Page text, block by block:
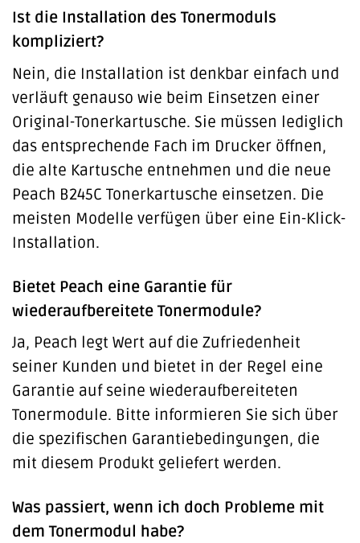
Ist die Installation des Tonermoduls
kompliziert?
Nein, die Installation ist denkbar einfach und
verläuft genauso wie beim Einsetzen einer
Original-Tonerkartusche. Sie müssen lediglich
das entsprechende Fach im Drucker öffnen,
die alte Kartusche entnehmen und die neue
Peach B245C Tonerkartusche einsetzen. Die
meisten Modelle verfügen über eine Ein-Klick-
Installation.
Bietet Peach eine Garantie für
wiederaufbereitete Tonermodule?
Ja, Peach legt Wert auf die Zufriedenheit
seiner Kunden und bietet in der Regel eine
Garantie auf seine wiederaufbereiteten
Tonermodule. Bitte informieren Sie sich über
die spezifischen Garantiebedingungen, die
mit diesem Produkt geliefert werden.
Was passiert, wenn ich doch Probleme mit
dem Tonermodul habe?